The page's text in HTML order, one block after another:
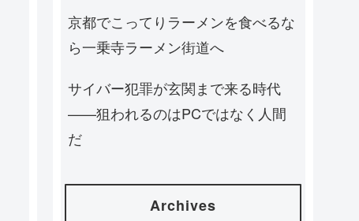
京都でこってりラーメンを食べるな
ら一乗寺ラーメン街道へ
サイバー犯罪が玄関まで来る時代
——狙われるのはPCではなく人間
だ
Archives